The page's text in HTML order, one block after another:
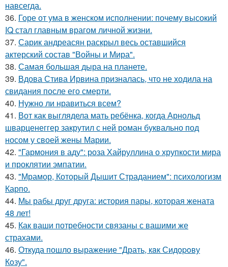
навсегда.
36. Горе от ума в женском исполнении: почему высокий
IQ стал главным врагом личной жизни.
37. Сарик андреасян раскрыл весь оставшийся
актерский состав "Войны и Мира".
38. Самая большая дыра на планете.
39. Вдова Стива Ирвина призналась, что не ходила на
свидания после его смерти.
40. Нужно ли нравиться всем?
41. Вот как выглядела мать ребёнка, когда Арнольд
шварценеггер закрутил с ней роман буквально под
носом у своей жены Марии.
42. "Гармония в аду": роза Хайруллина о хрупкости мира
и проклятии эмпатии.
43. "Мрамор, Который Дышит Страданием": психологизм
Карпо.
44. Мы рабы друг друга: история пары, которая жената
48 лет!
45. Как ваши потребности связаны с вашими же
страхами.
46. Откуда пошло выражение "Драть, кaк Сидopoву
Кoзу".